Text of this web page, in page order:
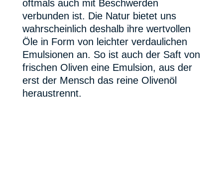
oftmals auch mit Beschwerden
verbunden ist. Die Natur bietet uns
wahrscheinlich deshalb ihre wertvollen
Öle in Form von leichter verdaulichen
Emulsionen an. So ist auch der Saft von
frischen Oliven eine Emulsion, aus der
erst der Mensch das reine Olivenöl
heraustrennt.